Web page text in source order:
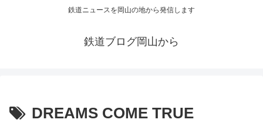
鉄道ニュースを岡山の地から発信します
鉄道ブログ岡山から
DREAMS COME TRUE